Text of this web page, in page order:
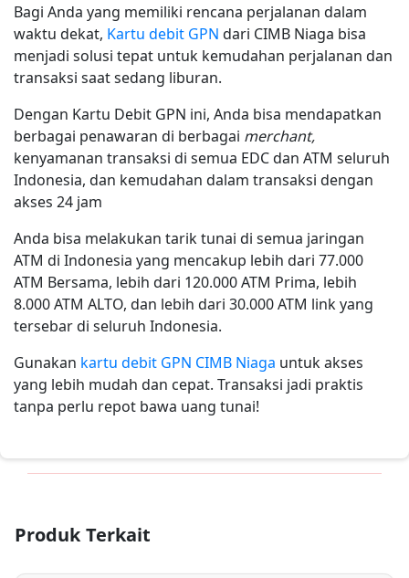
Bagi Anda yang memiliki rencana perjalanan dalam
waktu dekat, Kartu debit GPN dari CIMB Niaga bisa
menjadi solusi tepat untuk kemudahan perjalanan dan
transaksi saat sedang liburan.
Dengan Kartu Debit GPN ini, Anda bisa mendapatkan
berbagai penawaran di berbagai merchant,
kenyamanan transaksi di semua EDC dan ATM seluruh
Indonesia, dan kemudahan dalam transaksi dengan
akses 24 jam
Anda bisa melakukan tarik tunai di semua jaringan
ATM di Indonesia yang mencakup lebih dari 77.000
ATM Bersama, lebih dari 120.000 ATM Prima, lebih
8.000 ATM ALTO, dan lebih dari 30.000 ATM link yang
tersebar di seluruh Indonesia.
Gunakan kartu debit GPN CIMB Niaga untuk akses
yang lebih mudah dan cepat. Transaksi jadi praktis
tanpa perlu repot bawa uang tunai!
Produk Terkait